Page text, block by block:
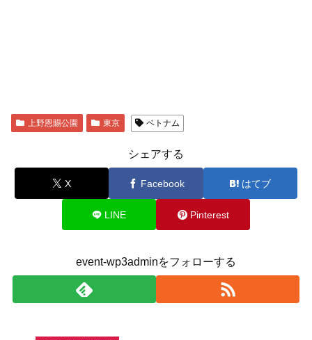
上野恩賜公園 東京 ベトナム
シェアする
X Facebook はてブ
LINE Pinterest
event-wp3adminをフォローする